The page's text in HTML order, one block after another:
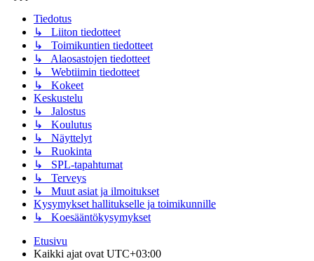
Tiedotus
↳ Liiton tiedotteet
↳ Toimikuntien tiedotteet
↳ Alaosastojen tiedotteet
↳ Webtiimin tiedotteet
↳ Kokeet
Keskustelu
↳ Jalostus
↳ Koulutus
↳ Näyttelyt
↳ Ruokinta
↳ SPL-tapahtumat
↳ Terveys
↳ Muut asiat ja ilmoitukset
Kysymykset hallitukselle ja toimikunnille
↳ Koesääntökysymykset
Etusivu
Kaikki ajat ovat UTC+03:00